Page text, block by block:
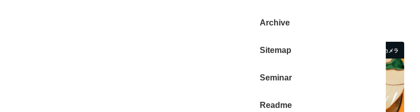
Archive
Sitemap
Seminar
Readme
カメラ